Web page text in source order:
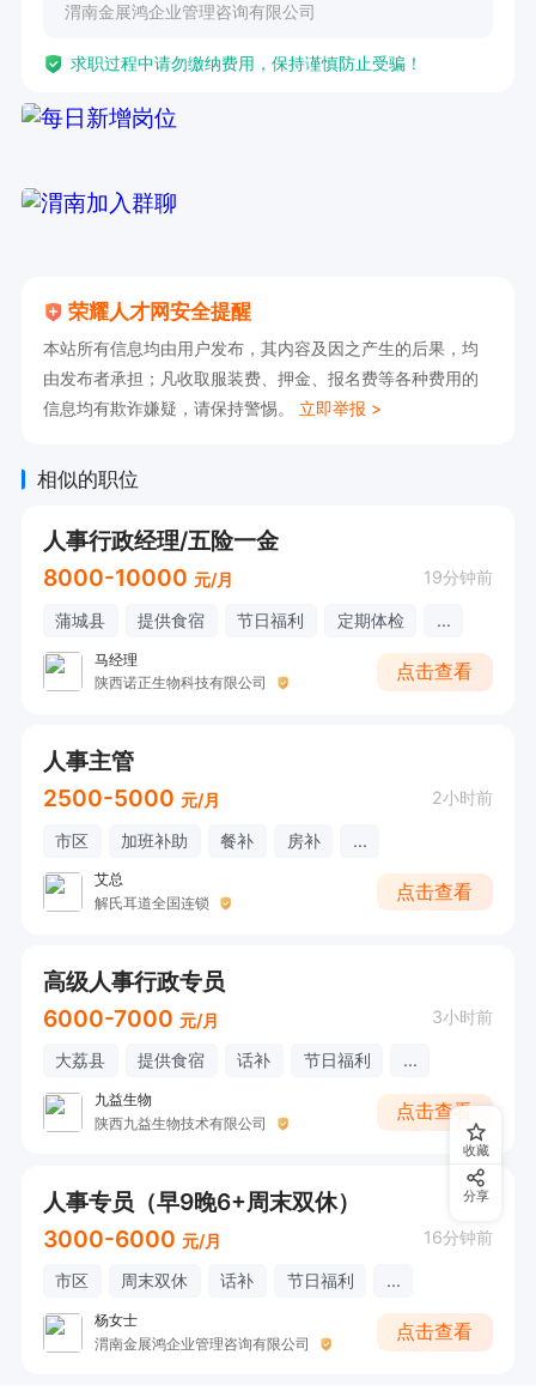
渭南金展鸿企业管理咨询有限公司
求职过程中请勿缴纳费用，保持谨慎防止受骗！
荣耀人才网安全提醒
本站所有信息均由用户发布，其内容及因之产生的后果，均
由发布者承担；凡收取服装费、押金、报名费等各种费用的
信息均有欺诈嫌疑，请保持警惕。 立即举报 >
相似的职位
人事行政经理/五险一金
8000-10000 元/月 19分钟前
蒲城县 提供食宿 节日福利 定期体检 ...
马经理
陕西诺正生物科技有限公司
点击查看
人事主管
2500-5000 元/月 2小时前
市区 加班补助 餐补 房补 ...
艾总
解氏耳道全国连锁
点击查看
高级人事行政专员
6000-7000 元/月 3小时前
大荔县 提供食宿 话补 节日福利 ...
九益生物
陕西九益生物技术有限公司
点击查看
人事专员（早9晚6+周末双休）
3000-6000 元/月 16分钟前
市区 周末双休 话补 节日福利 ...
杨女士
渭南金展鸿企业管理咨询有限公司
点击查看
收藏
分享